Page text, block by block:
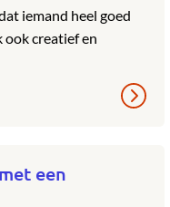
iemand heel goed
ook creatief en
een